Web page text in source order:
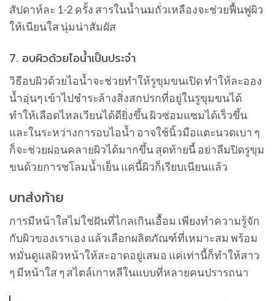
สัปดาห์ละ 1-2 ครั้ง สารในน้ำนมถั่วเหลืองจะช่วยฟื้นฟูผิว
ให้เนียนใส นุ่มน่าสัมผัส
7. อบผิวด้วยไอน้ำเป็นประจำ
วิธีอบผิวด้วยไอน้ำจะช่วยทำให้รูขุมขนเปิด ทำให้ละออง
น้ำอุ่นๆ เข้าไปชำระล้างสิ่งสกปรกที่อยู่ในรูขุมขนได้
ทำให้เลือดไหลเวียนได้ดียิ่งขึ้น ผิวซ่อมแซมได้เร็วขึ้น
และในระหว่างการอบไอน้ำ อาจใช้นิ้วมือแตะนวดเบา ๆ
ก็จะช่วยผ่อนคลายผิวได้มากขึ้น สุดท้ายนี้ อย่าลืมปิดรูขุม
ขนด้วยการชโลมน้ำเย็น แค่นี้ผิวก็เรียบเนียนแล้ว
บทส่งท้าย
การมีหน้าใสไม่ใช่ฝันที่ไกลเกินเอื้อม เพียงทำความรู้จัก
กับผิวของเราเอง แล้วเลือกผลิตภัณฑ์ที่เหมาะสม พร้อม
หมั่นดูแลผิวหน้าให้สะอาดอยู่เสมอ แค่เท่านี้ก็ทำให้สาว
ๆ มีหน้าใส ๆ สไตล์เกาหลีในแบบที่หลายคนปรารถนา